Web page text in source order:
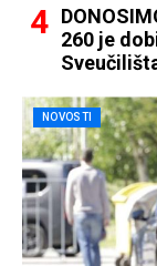
260 je
NOVOSTI